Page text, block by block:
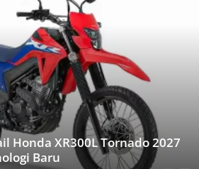
Honda XR300L Tornado 2027
Baru